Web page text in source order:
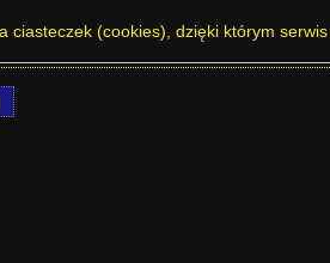
w Polsce - Poznań
ciasteczek (cookies), dzięki którym serwis